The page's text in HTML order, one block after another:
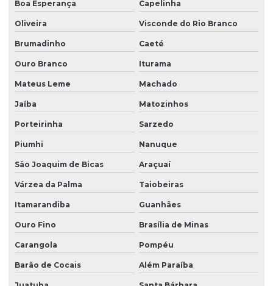
Boa Esperança Capelinha
Oliveira Visconde do Rio Branco
Brumadinho Caeté
Ouro Branco Iturama
Mateus Leme Machado
Jaíba Matozinhos
Porteirinha Sarzedo
Piumhi Nanuque
São Joaquim de Bicas Araçuaí
Várzea da Palma Taiobeiras
Itamarandiba Guanhães
Ouro Fino Brasília de Minas
Carangola Pompéu
Barão de Cocais Além Paraíba